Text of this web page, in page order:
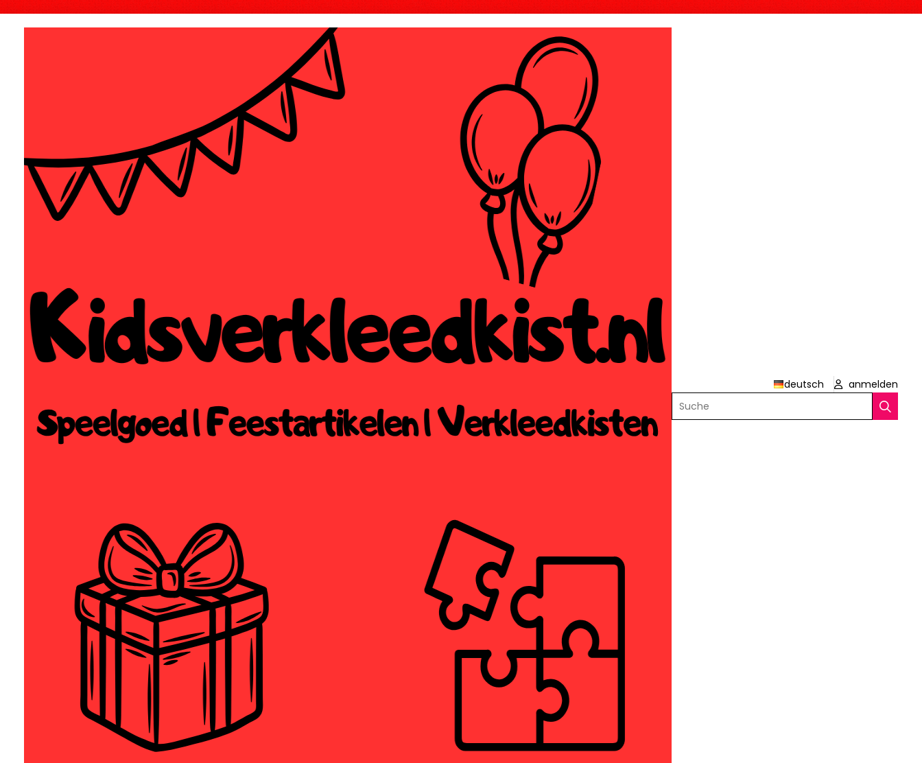
deutsch
anmelden
Suche